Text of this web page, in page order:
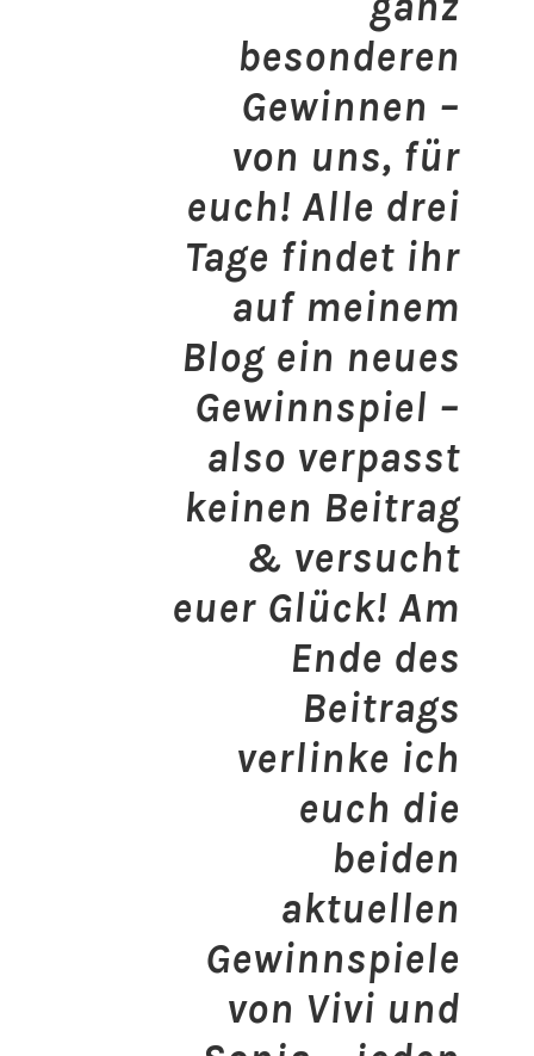
besonderen
Gewinnen –
von uns, für
euch! Alle drei
Tage findet ihr
auf meinem
Blog ein neues
Gewinnspiel –
also verpasst
keinen Beitrag
& versucht
euer Glück! Am
Ende des
Beitrags
verlinke ich
euch die
beiden
aktuellen
Gewinnspiele
von Vivi und